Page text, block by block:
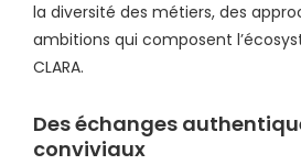
la diversité des métiers, des
ambitions qui composent
CLARA.
Des échanges
conviviaux